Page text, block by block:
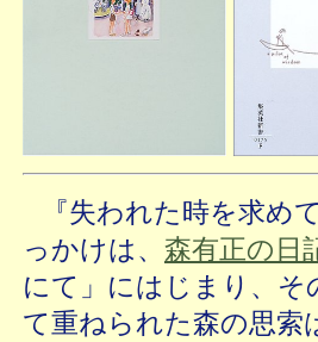
『失われた時を求め
っかけは、 森有正の日
にて」にはじまり、
て重ねられた森の思索